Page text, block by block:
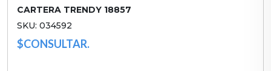
CARTERA TRENDY 18857
SKU: 034592
$CONSULTAR.